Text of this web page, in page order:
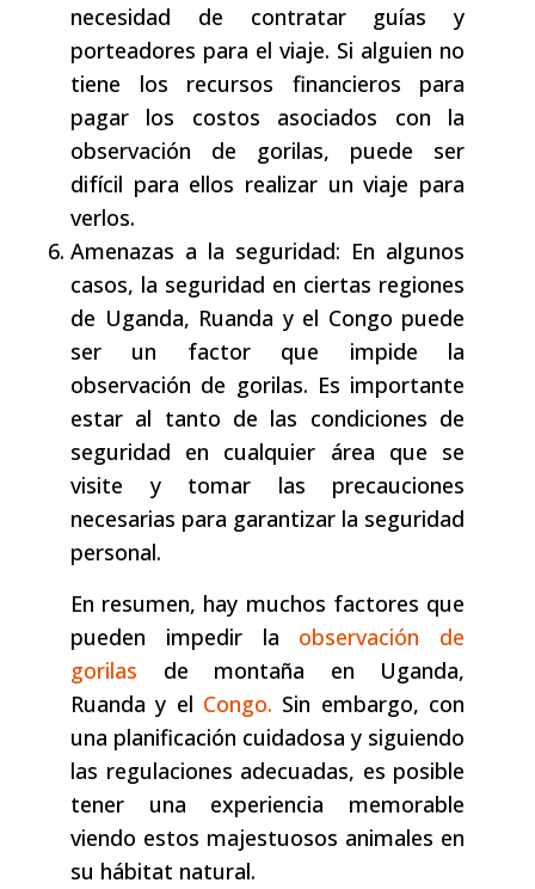
necesidad de contratar guías y
porteadores para el viaje. Si alguien no
tiene los recursos financieros para
pagar los costos asociados con la
observación de gorilas, puede ser
difícil para ellos realizar un viaje para
verlos.
Amenazas a la seguridad: En algunos
casos, la seguridad en ciertas regiones
de Uganda, Ruanda y el Congo puede
ser un factor que impide la
observación de gorilas. Es importante
estar al tanto de las condiciones de
seguridad en cualquier área que se
visite y tomar las precauciones
necesarias para garantizar la seguridad
personal.
En resumen, hay muchos factores que
pueden impedir la observación de
gorilas de montaña en Uganda,
Ruanda y el Congo. Sin embargo, con
una planificación cuidadosa y siguiendo
las regulaciones adecuadas, es posible
tener una experiencia memorable
viendo estos majestuosos animales en
su hábitat natural.